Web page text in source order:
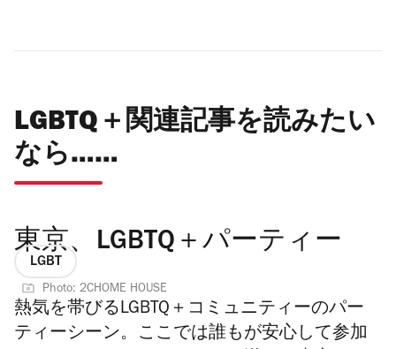
LGBTQ＋関連記事を読みたい
なら……
東京、LGBTQ＋パーティー
LGBT
Photo: 2CHOME HOUSE
熱気を帯びるLGBTQ＋コミュニティーのパー
ティーシーン。ここでは誰もが安心して参加